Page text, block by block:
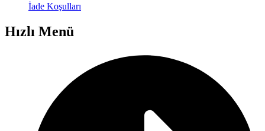
İade Koşulları
Hızlı Menü